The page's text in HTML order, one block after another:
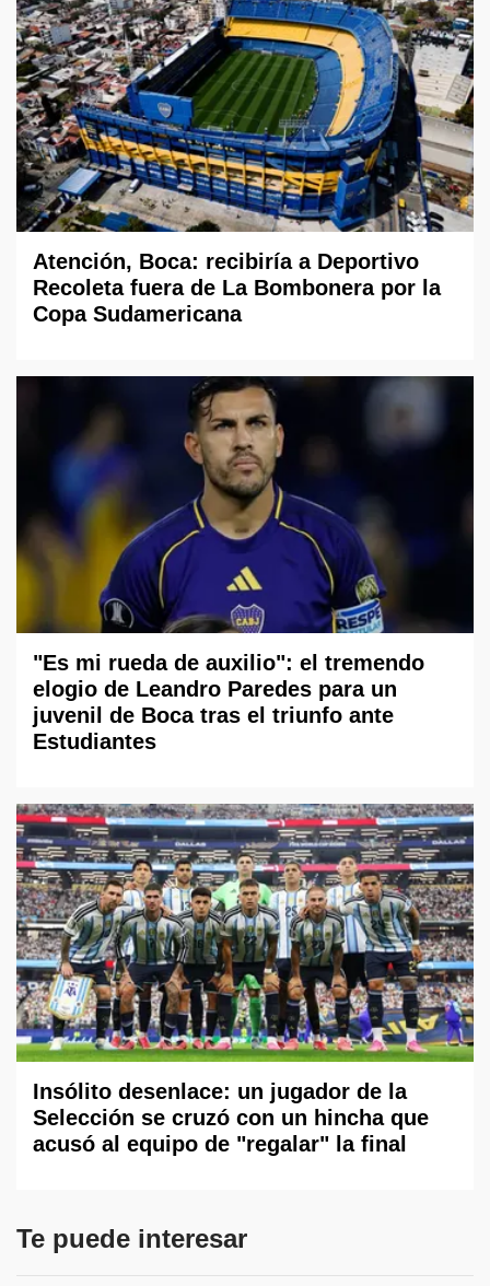
Atención, Boca: recibiría a Deportivo
Recoleta fuera de La Bombonera por la
Copa Sudamericana
"Es mi rueda de auxilio": el tremendo
elogio de Leandro Paredes para un
juvenil de Boca tras el triunfo ante
Estudiantes
Insólito desenlace: un jugador de la
Selección se cruzó con un hincha que
acusó al equipo de "regalar" la final
Te puede interesar